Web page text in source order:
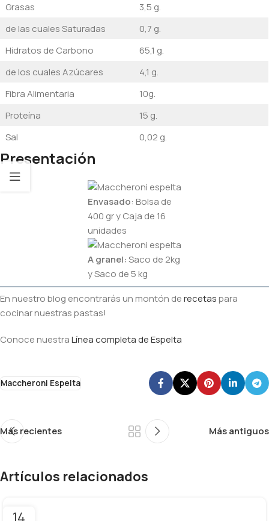
Grasas
3,5 g.
de las cuales Saturadas
0,7 g.
Hidratos de Carbono
65,1 g.
de los cuales Azúcares
4,1 g.
Fibra Alimentaria
10g.
Proteína
15 g.
Sal
0,02 g.
Presentación
Envasado: Bolsa de
400 gr y Caja de 16
unidades
A granel:Saco de 2kg
y Saco de 5 kg
En nuestro blog encontrarás un montón derecetaspara
cocinar nuestras pastas!
Conoce nuestraLínea completa de Espelta
Maccheroni Espelta
Más recientes Más antiguos
Artículos relacionados